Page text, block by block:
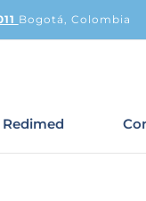
Bogotá, Colombia
Redimed